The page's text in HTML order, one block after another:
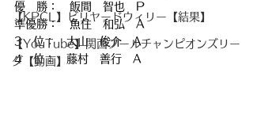
【KPCL】ビリヤードウィリー【結果】
【YouTube】関西プールチャンピオンズリー
グ【動画】
優　勝：　飯間　智也　P
準優勝：　魚住　和弘　A
3　位：　大山　俊介　A
4　位：　藤村　善行　A